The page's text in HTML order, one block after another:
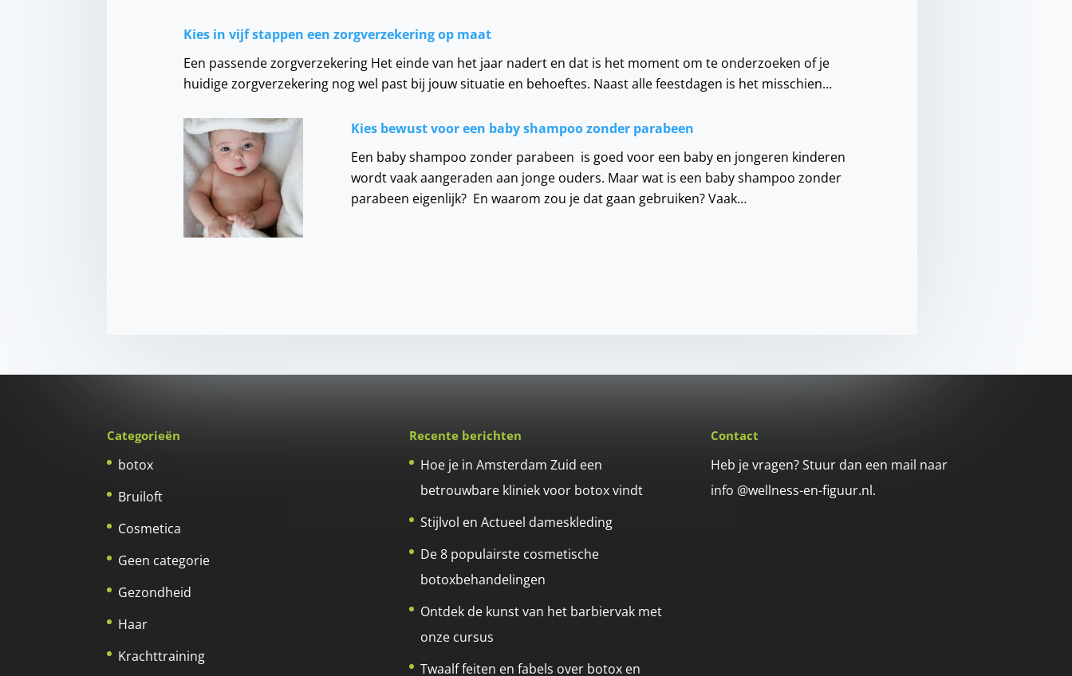
Kies in vijf stappen een zorgverzekering op maat
Een passende zorgverzekering Het einde van het jaar nadert en dat is het moment om te onderzoeken of je
huidige zorgverzekering nog wel past bij jouw situatie en behoeftes. Naast alle feestdagen is het misschien…
Kies bewust voor een baby shampoo zonder parabeen
Een baby shampoo zonder parabeen is goed voor een baby en jongeren kinderen
wordt vaak aangeraden aan jonge ouders. Maar wat is een baby shampoo zonder
parabeen eigenlijk? En waarom zou je dat gaan gebruiken? Vaak…
Categorieën
botox
Bruiloft
Cosmetica
Geen categorie
Gezondheid
Haar
Krachttraining
Recente berichten
Hoe je in Amsterdam Zuid een
betrouwbare kliniek voor botox vindt
Stijlvol en Actueel dameskleding
De 8 populairste cosmetische
botoxbehandelingen
Ontdek de kunst van het barbiervak met
onze cursus
Twaalf feiten en fabels over botox en
Contact
Heb je vragen? Stuur dan een mail naar
info @wellness-en-figuur.nl.